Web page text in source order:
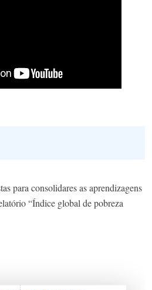
para consolidares as aprendizagens
“Índice global de pobreza